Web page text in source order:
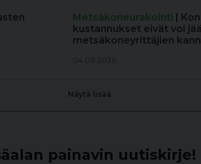
Metsäkoneurakointi |
kustannukset eivät voi
metsäkoneyrittäjien
04.08.2026
Näytä lisää
painavin uutiskirje!